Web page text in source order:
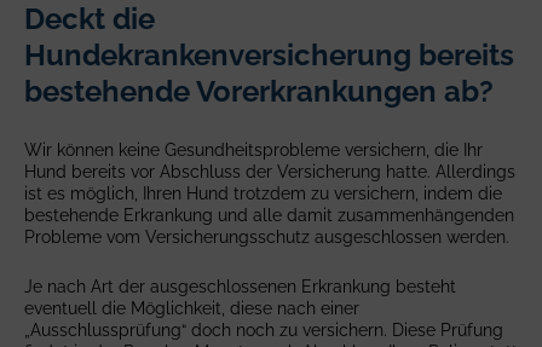
Deckt die
Hundekrankenversicherung bereits
bestehende Vorerkrankungen ab?
Wir können keine Gesundheitsprobleme versichern, die Ihr
Hund bereits vor Abschluss der Versicherung hatte. Allerdings
ist es möglich, Ihren Hund trotzdem zu versichern, indem die
bestehende Erkrankung und alle damit zusammenhängenden
Probleme vom Versicherungsschutz ausgeschlossen werden.
Je nach Art der ausgeschlossenen Erkrankung besteht
eventuell die Möglichkeit, diese nach einer
„Ausschlussprüfung“ doch noch zu versichern. Diese Prüfung